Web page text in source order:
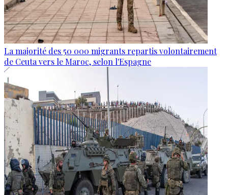
La majorité des 50 000 migrants repartis volontairement
de Ceuta vers le Maroc, selon l'Espagne